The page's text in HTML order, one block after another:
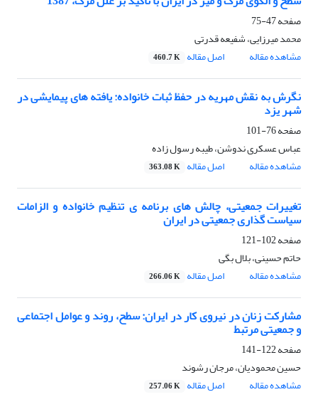
صفحه47-75
محمد میرزایی، شفیعه قدرتی
مشاهده مقاله
اصل مقاله 460.7 K
نگرش به نقش مهریه در حفظ ثبات خانواده: یافته های پیمایشی در
شهر یزد
صفحه76-101
عباس عسکری ندوشن، طیبه رسول زاده
مشاهده مقاله
اصل مقاله 363.08 K
تغییرات جمعیتی، چالش های برنامه ی تنظیم خانواده و الزامات
سیاست گذاری جمعیتی در ایران
صفحه102-121
حاتم حسینی، بلال بگی
مشاهده مقاله
اصل مقاله 266.06 K
مشارکت زنان در نیروی کار در ایران: سطح، روند و عوامل اجتماعی
و جمعیتی مرتبط
صفحه122-141
حسین محمودیان، مرجان رشوند
مشاهده مقاله
اصل مقاله 257.06 K